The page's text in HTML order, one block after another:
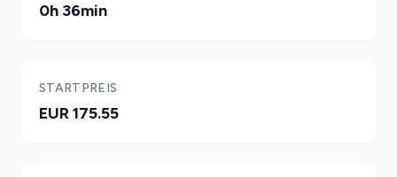
0h 36min
STARTPREIS
EUR 175.55